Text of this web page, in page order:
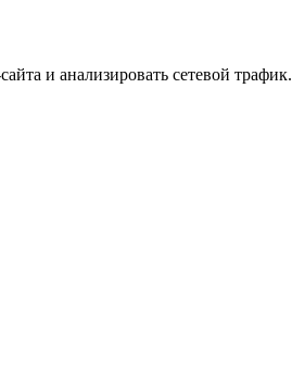
и анализировать сетевой трафик.